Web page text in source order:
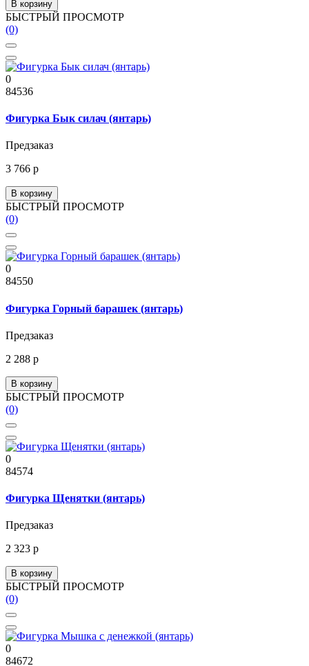
В корзину
БЫСТРЫЙ ПРОСМОТР
(0)
0
84536
Фигурка Бык силач (янтарь)
Предзаказ
3 766 р
В корзину
БЫСТРЫЙ ПРОСМОТР
(0)
0
84550
Фигурка Горный барашек (янтарь)
Предзаказ
2 288 р
В корзину
БЫСТРЫЙ ПРОСМОТР
(0)
0
84574
Фигурка Щенятки (янтарь)
Предзаказ
2 323 р
В корзину
БЫСТРЫЙ ПРОСМОТР
(0)
0
84672